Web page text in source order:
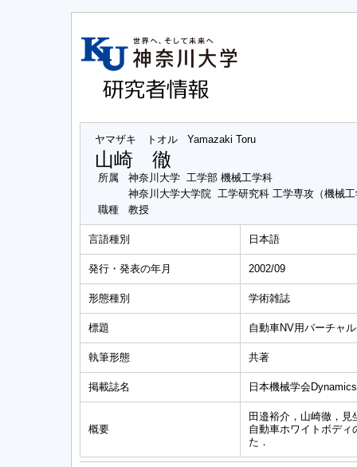
ヤマザキ トオル Yamazaki Toru
山崎 徹
所属
神奈川大学 工学部 機械工学科
神奈川大学大学院 工学研究科 工学専攻（機械
職種
教授
言語種別 日本語
発行・発表の年月 2002/09
形態種別 学術雑誌
標題 自動車NV用バーチャ
執筆形態 共著
掲載誌名 日本機械学会
概要
田邉裕介，山崎徹，見
自動車ホワイトボデ
た．